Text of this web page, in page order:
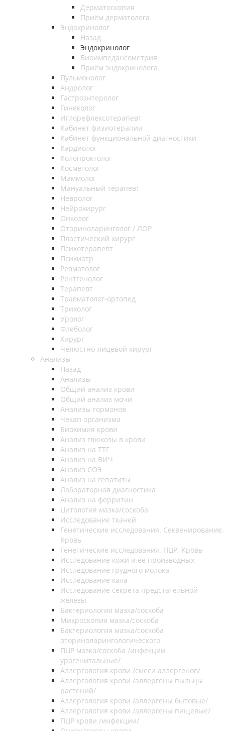
Дерматоскопия
Приём дерматолога
Эндокринолог
Назад
Эндокринолог
Биоимпедансометрия
Приём эндокринолога
Пульмонолог
Андролог
Гастроэнтеролог
Гинеколог
Иглорефлексотерапевт
Кабинет физиотерапии
Кабинет функциональной диагностики
Кардиолог
Колопроктолог
Косметолог
Маммолог
Мануальный терапевт
Невролог
Нейрохирург
Онколог
Оториноларинголог / ЛОР
Пластический хирург
Психотерапевт
Психиатр
Ревматолог
Рентгенолог
Терапевт
Травматолог-ортопед
Трихолог
Уролог
Флеболог
Хирург
Челюстно-лицевой хирург
Анализы
Назад
Анализы
Общий анализ крови
Общий анализ мочи
Анализы гормонов
Чекап организма
Биохимия крови
Анализ глюкозы в крови
Анализ на ТТГ
Анализ на ВИЧ
Анализ СОЭ
Анализ на гепатиты
Лабораторная диагностика
Анализ на ферритин
Цитология мазка/соскоба
Исследование тканей
Генетические исследования. Секвенирование.
Кровь
Генетические исследования. ПЦР. Кровь
Исследование кожи и её производных
Исследование грудного молока
Исследование кала
Исследование секрета предстательной
железы
Бактериология мазка/соскоба
Микроскопия мазка/соскоба
Бактериология мазка/соскоба
оториноларингологического
ПЦР мазка/соскоба /инфекции
урогенитальные/
Аллергология крови /смеси аллергенов/
Аллергология крови /аллергены пыльцы
растений/
Аллергология крови /аллергены бытовые/
Аллергология крови /аллергены пищевые/
ПЦР крови /инфекции/